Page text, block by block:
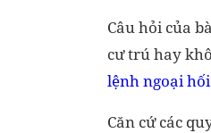
Câu hỏi của
cư trú hay
lệnh ngoại
Căn cứ các